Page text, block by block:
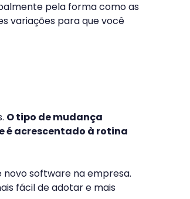
pela forma como as
variações para que você
O tipo de mudança
é acrescentado à rotina
software na empresa.
fácil de adotar e mais